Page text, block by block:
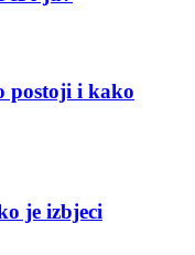
postoji i kako
je izbjeci